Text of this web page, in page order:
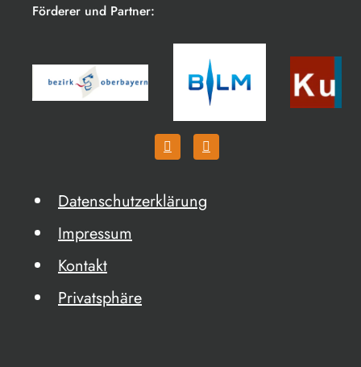
Förderer und Partner:
Datenschutzerklärung
Impressum
Kontakt
Privatsphäre